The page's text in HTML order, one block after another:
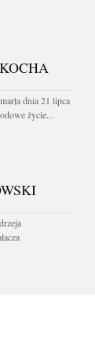
dnia 21 lipca
życie...